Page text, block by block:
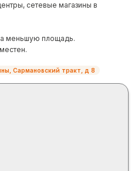
сетевые магазины в
меньшую площадь.
Сармановский тракт, д 8